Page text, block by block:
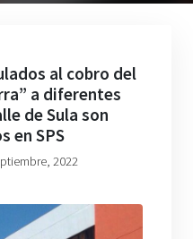
al cobro del
a diferentes
de Sula son
en SPS
2022